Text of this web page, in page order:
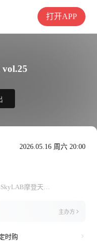
打开APP
2026.05.16 周六 20:00
上海市虹口区瑞虹天地月亮湾3楼ModernSkyLAB摩登天空；联系电话：65807180
主办方
时购